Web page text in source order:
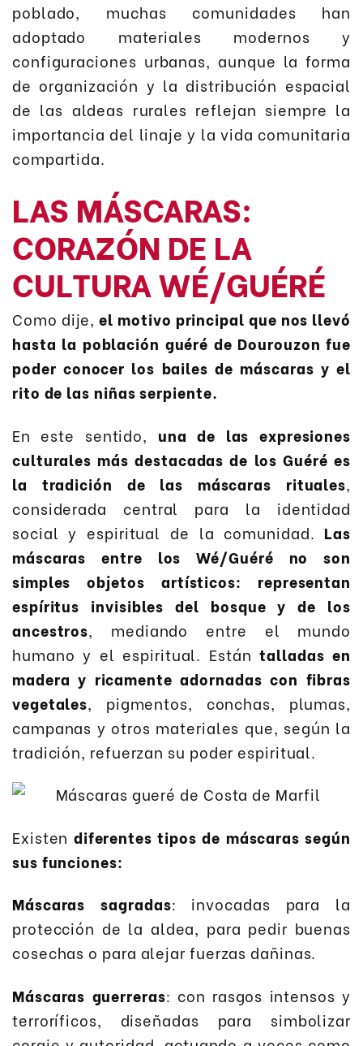
poblado, muchas comunidades han
adoptado materiales modernos y
configuraciones urbanas, aunque la forma
de organización y la distribución espacial
de las aldeas rurales reflejan siempre la
importancia del linaje y la vida comunitaria
compartida.
LAS MÁSCARAS:
CORAZÓN DE LA
CULTURA WÉ/GUÉRÉ
Como dije,el motivo principal que nos llevó
hasta la población guéré de Dourouzon fue
poder conocer los bailes de máscaras y el
rito de las niñas serpiente.
En este sentido, una de las expresiones
culturales más destacadas de los Guéré es
la tradición de las máscaras rituales,
considerada central para la identidad
social y espiritual de la comunidad. Las
máscaras entre los Wé/Guéré no son
simples objetos artísticos: representan
espíritus invisibles del bosque y de los
ancestros, mediando entre el mundo
humano y el espiritual. Estántalladas en
madera y ricamente adornadas con fibras
vegetales, pigmentos, conchas, plumas,
campanas y otros materiales que, según la
tradición, refuerzan su poder espiritual.
Existen diferentes tipos de máscaras según
sus funciones:
Máscaras sagradas: invocadas para la
protección de la aldea, para pedir buenas
cosechas o para alejar fuerzas dañinas.
Máscaras guerreras: con rasgos intensos y
terroríficos, diseñadas para simbolizar